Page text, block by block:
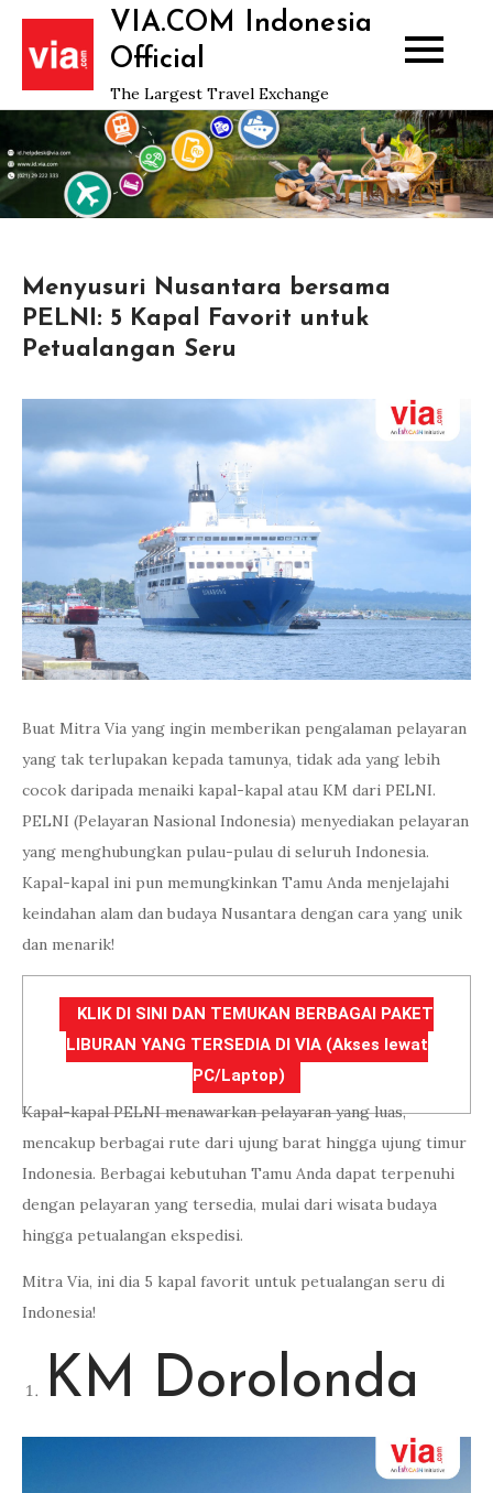
Skip
content
VIA.COM Indonesia
Official
The Largest Travel Exchange
Menyusuri Nusantara bersama
PELNI: 5 Kapal Favorit untuk
Petualangan Seru
Buat Mitra Via yang ingin memberikan pengalaman pelayaran
yang tak terlupakan kepada tamunya, tidak ada yang lebih
cocok daripada menaiki kapal-kapal atau KM dari PELNI.
PELNI (Pelayaran Nasional Indonesia) menyediakan pelayaran
yang menghubungkan pulau-pulau di seluruh Indonesia.
Kapal-kapal ini pun memungkinkan Tamu Anda menjelajahi
keindahan alam dan budaya Nusantara dengan cara yang unik
dan menarik!
KLIK DI SINI DAN TEMUKAN BERBAGAI PAKET
LIBURAN YANG TERSEDIA DI VIA (Akses lewat
PC/Laptop)
Kapal-kapal PELNI menawarkan pelayaran yang luas,
mencakup berbagai rute dari ujung barat hingga ujung timur
Indonesia. Berbagai kebutuhan Tamu Anda dapat terpenuhi
dengan pelayaran yang tersedia, mulai dari wisata budaya
hingga petualangan ekspedisi.
Mitra Via, ini dia 5 kapal favorit untuk petualangan seru di
Indonesia!
KM Dorolonda